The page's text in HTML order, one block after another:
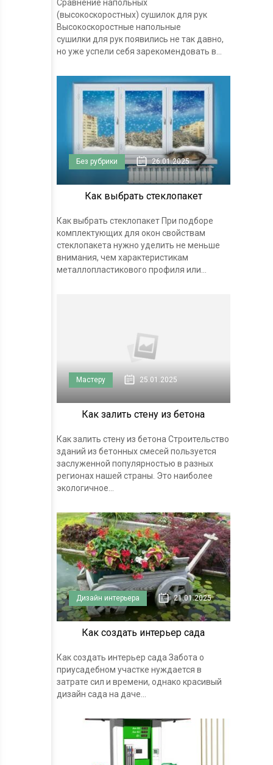
Сравнение напольных
(высокоскоростных) сушилок для рук
Высокоскоростные напольные
сушилки для рук появились не так давно,
но уже успели себя зарекомендовать в...
Без рубрики 26.01.2025
Как выбрать стеклопакет
Как выбрать стеклопакет При подборе
комплектующих для окон свойствам
стеклопакета нужно уделить не меньше
внимания, чем характеристикам
металлопластикового профиля или...
Мастеру 25.01.2025
Как залить стену из бетона
Как залить стену из бетона Строительство
зданий из бетонных смесей пользуется
заслуженной популярностью в разных
регионах нашей страны. Это наиболее
экологичное...
Дизайн интерьера 21.01.2025
Как создать интерьер сада
Как создать интерьер сада Забота о
приусадебном участке нуждается в
затрате сил и времени, однако красивый
дизайн сада на даче...